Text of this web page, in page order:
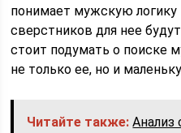
понимает мужскую
сверстников для нее
стоит подумать о поиске
не только ее, но и
Читайте также: Анализ